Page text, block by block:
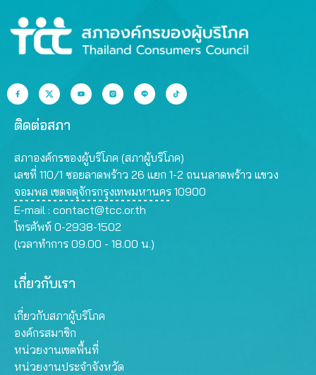
ติดต่อสภา
สภาองค์กรของผู้บริโภค (สภาผู้บริโภค)
เลขที่ 110/1 ซอยลาดพร้าว 26 แยก 1-2 ถนนลาดพร้าว แขวง
จอมพล เขตจตุจักรกรุงเทพมหานคร 10900
E-mail : contact@tcc.or.th
โทรศัพท์ 0-2938-1502
(เวลาทำการ 09.00 - 18.00 น.)
เกี่ยวกับเรา
เกี่ยวกับสภาผู้บริโภค
องค์กรสมาชิก
หน่วยงานเขตพื้นที่
หน่วยงานประจำจังหวัด